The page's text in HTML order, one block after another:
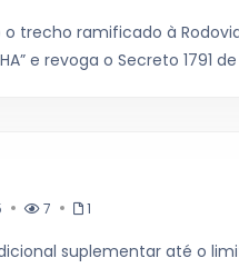
trecho ramificado à
e revoga o Secreto 1791
7 1
suplementar até o